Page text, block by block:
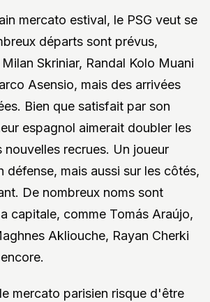
mercato estival, le PSG veut se
départs sont prévus,
Skriniar, Randal Kolo Muani
Asensio, mais des arrivées
Bien que satisfait par son
espagnol aimerait doubler les
nouvelles recrues. Un joueur
défense, mais aussi sur les côtés,
De nombreux noms sont
capitale, comme Tomás Araújo,
Akliouche, Rayan Cherki
mercato parisien risque d'être